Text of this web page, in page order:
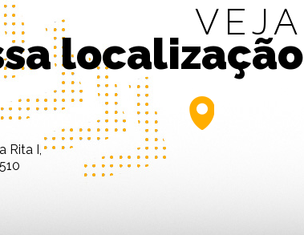
VEJA
localização
Rita I,